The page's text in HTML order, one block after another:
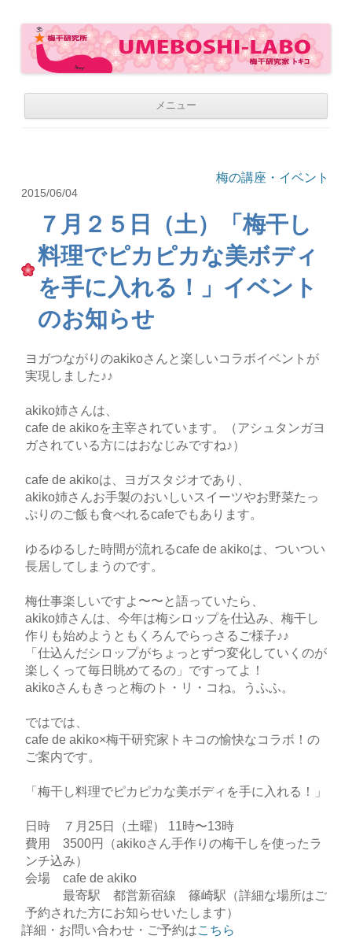
WE LOVE UMEBOSHI
メニュー
梅の講座・イベント
2015/06/04
７月２５日（土）「梅干し
料理でピカピカな美ボディ
を手に入れる！」イベント
のお知らせ
ヨガつながりのakikoさんと楽しいコラボイベントが
実現しました♪♪
akiko姉さんは、
cafe de akikoを主宰されています。（アシュタンガヨ
ガされている方にはおなじみですね♪）
cafe de akikoは、ヨガスタジオであり、
akiko姉さんお手製のおいしいスイーツやお野菜たっ
ぷりのご飯も食べれるcafeでもあります。
ゆるゆるした時間が流れるcafe de akikoは、ついつい
長居してしまうのです。
梅仕事楽しいですよ〜〜と語っていたら、
akiko姉さんは、今年は梅シロップを仕込み、梅干し
作りも始めようともくろんでらっさるご様子♪♪
「仕込んだシロップがちょっとずつ変化していくのが
楽しくって毎日眺めてるの」ですってよ！
akikoさんもきっと梅のト・リ・コね。うふふ。
ではでは、
cafe de akiko×梅干研究家トキコの愉快なコラボ！の
ご案内です。
「梅干し料理でピカピカな美ボディを手に入れる！」
日時 ７月25日（土曜） 11時〜13時
費用 3500円（akikoさん手作りの梅干しを使ったラ
ンチ込み）
会場 cafe de akiko
最寄駅 都営新宿線 篠崎駅（詳細な場所はご
予約された方にお知らせいたします）
詳細・お問い合わせ・ご予約はこちら